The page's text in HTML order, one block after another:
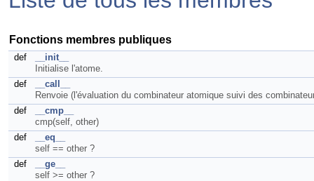
Fonctions membres publiques
def
__init__
Initialise l'atome.
def
__call__
Renvoie (l'évaluation du combinateur atomique suivi des
def
__cmp__
cmp(self, other)
def
__eq__
self == other ?
def
__ge__
self >= other ?